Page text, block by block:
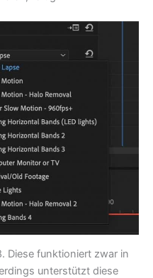
Diese funktioniert zwar in
unterstützt diese